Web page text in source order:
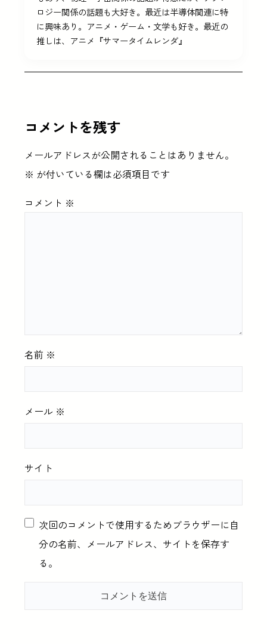
ロジー関係の話題も大好き。最近は半導体関連に特
に興味あり。アニメ・ゲーム・文学も好き。最近の
推しは、アニメ『サマータイムレンダ』
コメントを残す
メールアドレスが公開されることはありません。
※ が付いている欄は必須項目です
コメント ※
名前 ※
メール ※
サイト
次回のコメントで使用するためブラウザーに自
分の名前、メールアドレス、サイトを保存す
る。